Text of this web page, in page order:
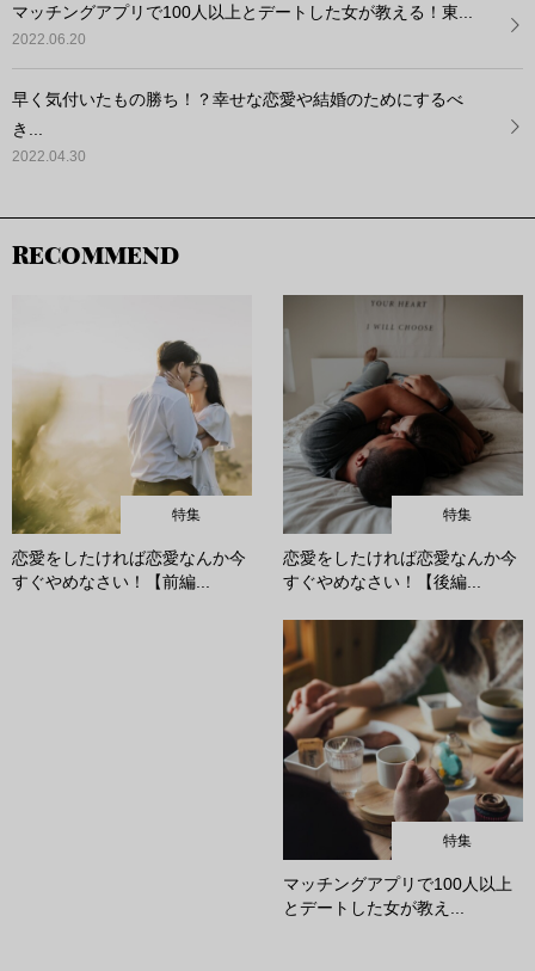
マッチングアプリで100人以上とデートした女が教える！東...
2022.06.20
早く気付いたもの勝ち！？幸せな恋愛や結婚のためにするべ
き...
2022.04.30
RECOMMEND
特集
恋愛をしたければ恋愛なんか今
すぐやめなさい！【前編...
特集
恋愛をしたければ恋愛なんか今
すぐやめなさい！【後編...
特集
マッチングアプリで100人以上
とデートした女が教え...